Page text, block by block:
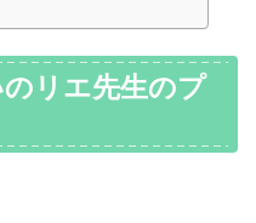
リエ先生のプ